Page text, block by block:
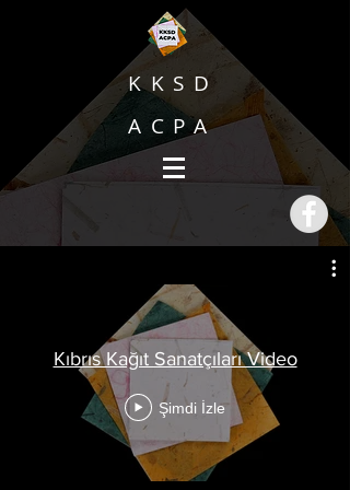
KKSD
ACPA
Kıbrıs Kağıt Sanatçıları Video
Şimdi İzle